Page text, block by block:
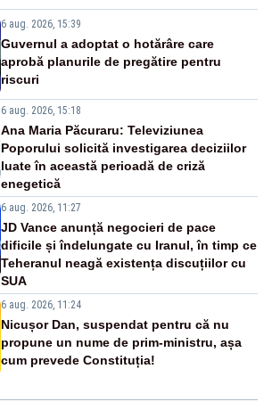
6 aug. 2026, 15:39
Guvernul a adoptat o hotărâre care
aprobă planurile de pregătire pentru
riscuri
6 aug. 2026, 15:18
Ana Maria Păcuraru: Televiziunea
Poporului solicită investigarea deciziilor
luate în această perioadă de criză
enegetică
6 aug. 2026, 11:27
JD Vance anunță negocieri de pace
dificile și îndelungate cu Iranul, în timp ce
Teheranul neagă existența discuțiilor cu
SUA
6 aug. 2026, 11:24
Nicușor Dan, suspendat pentru că nu
propune un nume de prim-ministru, așa
cum prevede Constituția!